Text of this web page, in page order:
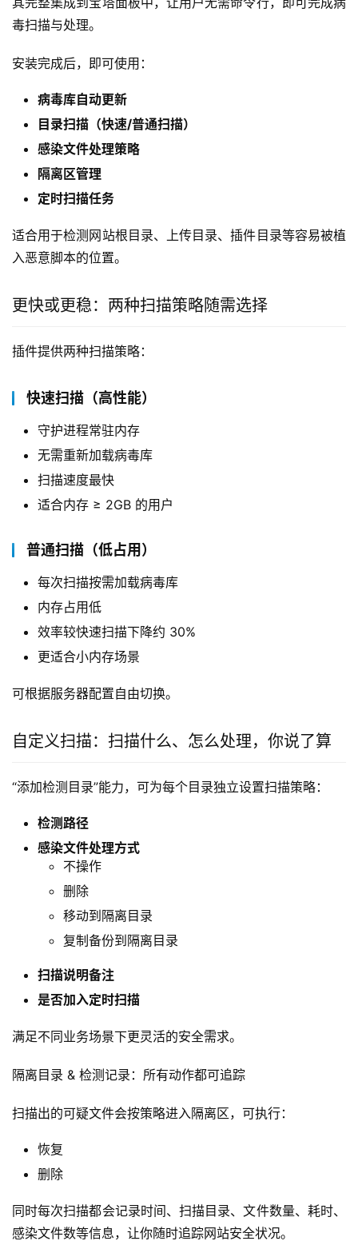
毒扫描与处理。
安装完成后，即可使用：
病毒库自动更新
目录扫描（快速/普通扫描）
感染文件处理策略
隔离区管理
定时扫描任务
适合用于检测网站根目录、上传目录、插件目录等容易被植
入恶意脚本的位置。
更快或更稳：两种扫描策略随需选择
插件提供两种扫描策略：
快速扫描（高性能）
守护进程常驻内存
无需重新加载病毒库
扫描速度最快
适合内存 ≥ 2GB 的用户
普通扫描（低占用）
每次扫描按需加载病毒库
内存占用低
效率较快速扫描下降约 30%
更适合小内存场景
可根据服务器配置自由切换。
自定义扫描：扫描什么、怎么处理，你说了算
“添加检测目录”能力，可为每个目录独立设置扫描策略：
检测路径
感染文件处理方式
不操作
删除
移动到隔离目录
复制备份到隔离目录
扫描说明备注
是否加入定时扫描
满足不同业务场景下更灵活的安全需求。
隔离目录 & 检测记录：所有动作都可追踪
扫描出的可疑文件会按策略进入隔离区，可执行：
恢复
删除
同时每次扫描都会记录时间、扫描目录、文件数量、耗时、
感染文件数等信息，让你随时追踪网站安全状况。